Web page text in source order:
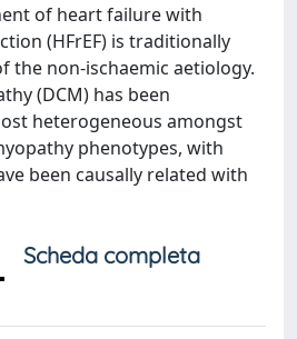
of heart failure with
(HFrEF) is traditionally
the non-ischaemic aetiology.
(DCM) has been
heterogeneous amongst
phenotypes, with
been causally related with
Scheda completa